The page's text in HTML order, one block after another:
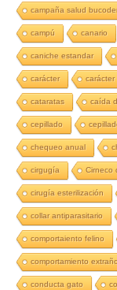
campaña salud
campú canario
caniche estandar
carácter carácter
cataratas caída
cepillado
chequeo anual
cirgugía Cirneco
cirugía esterilización
collar antiparasitario
comportaiento felino
comportamiento
conducta gato